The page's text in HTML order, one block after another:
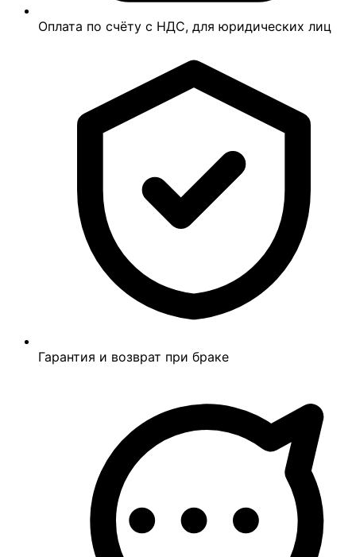
Оплата по счёту с НДС, для юридических лиц
Гарантия и возврат при браке